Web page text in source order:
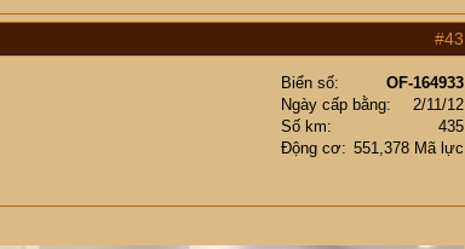
#43
Biển số
OF-164933
Ngày cấp bằng
2/11/12
Số km
435
Động cơ
551,378 Mã lực